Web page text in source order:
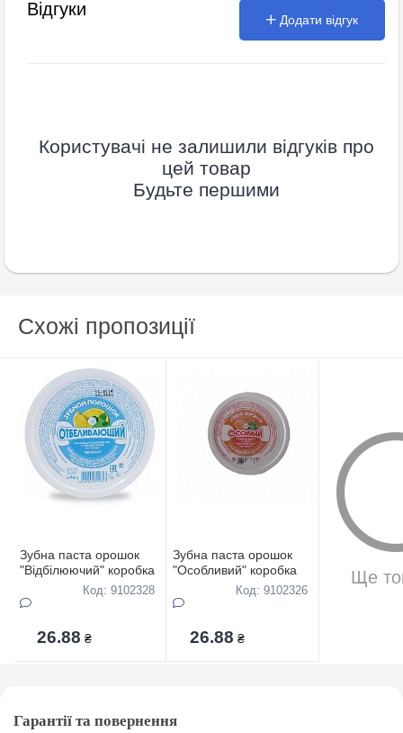
Відгуки
Додати відгук
Користувачі не залишили відгуків про
цей товар
Будьте першими
Схожі пропозиції
Зубна паста орошок
"Відбілюючий" коробка
Код: 9102328
26.88 ₴
Зубна паста орошок
"Особливий" коробка
Код: 9102326
26.88 ₴
Ще
Гарантії та повернення